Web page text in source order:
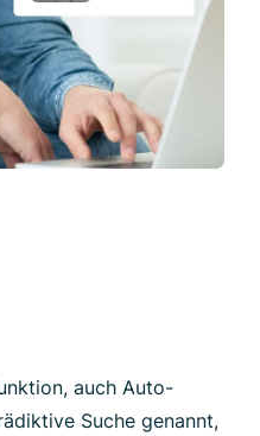
auch Auto-
Suche genannt,